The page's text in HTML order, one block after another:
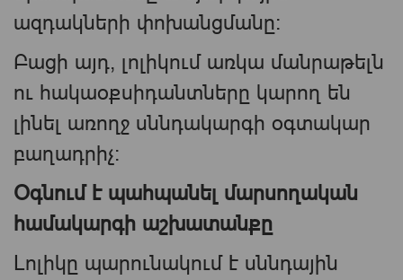
ազդակների փոխանցմանը։
Բացի այդ, լոլիկում առկա մանրաթելն
ու հակաօքսիդանտները կարող են
լինել առողջ սննդակարգի օգտակար
բաղադրիչ։
Օգնում է պահպանել մարսողական
համակարգի աշխատանքը
Լոլիկը պարունակում է սննդային